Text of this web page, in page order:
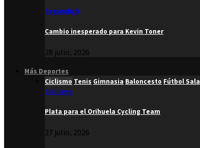
Segunda B
Cambio inesperado para Kevin Toner
28 julio, 2026
Más Deportes
Ciclismo Tenis Gimnasia Baloncesto Fútbol Sala
Ciclismo
Plata para el Orihuela Cycling Team
27 julio, 2026